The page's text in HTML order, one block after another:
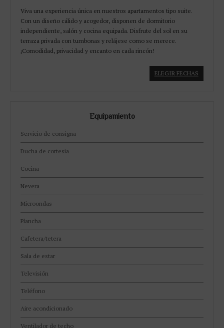
Viva una experiencia única en nuestros apartamentos tipo suite.
Con un diseño cálido y acogedor, disponen de dormitorio
independiente, salón y cocina equipada. Disfrute del sol en su
terraza privada con tumbonas y relájese como se merece.
¡Comodidad, privacidad y encanto en cada rincón!
ELEGIR FECHAS
Equipamiento
Servicio de consigna
Ducha de cortesía
Cocina
Nevera
Microondas
Plancha
Cafetera/tetera
Sala de estar
Televisión
Teléfono
Aire acondicionado
Ventilador de techo